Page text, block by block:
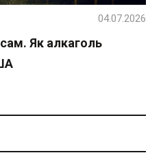
Як алкаголь
04.07.2026